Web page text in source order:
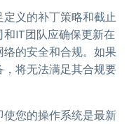
义的补丁策略和截止
IT团队应确保更新在
的安全和合规。如果
将无法满足其合规要
您的操作系统是最新